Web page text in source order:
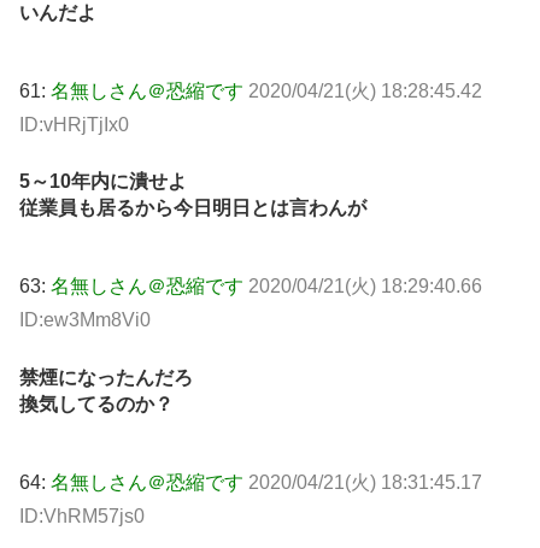
いんだよ
61: 名無しさん＠恐縮です 2020/04/21(火) 18:28:45.42
ID:vHRjTjIx0
5～10年内に潰せよ
従業員も居るから今日明日とは言わんが
63: 名無しさん＠恐縮です 2020/04/21(火) 18:29:40.66
ID:ew3Mm8Vi0
禁煙になったんだろ
換気してるのか？
64: 名無しさん＠恐縮です 2020/04/21(火) 18:31:45.17
ID:VhRM57js0